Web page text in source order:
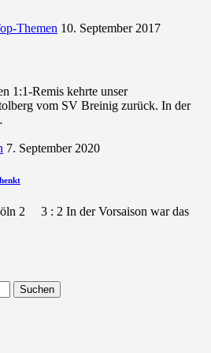
Themen 10. September 2017
1:1-Remis kehrte unser
vom SV Breinig zurück. In der
7. September 2020
2 3 : 2 In der Vorsaison war das